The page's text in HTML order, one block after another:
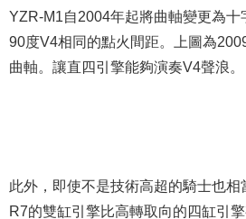
YZR-M1自2004年起將曲軸變更為十
90度V4相同的點火間距。上圖為
曲軸。讓直四引擎能夠演奏V4聲浪。
此外，即使不是技術高超的騎士也相
R7的雙缸引擎比高轉取向的四缸引